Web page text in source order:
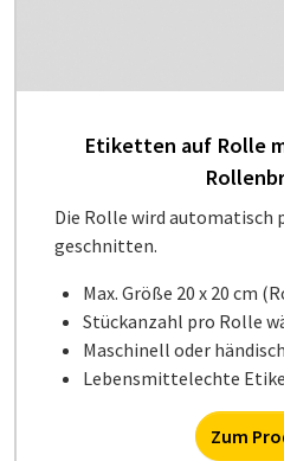
Etiketten auf Rolle
Die Rolle wird automatisch
geschnitten.
Max. Größe 20 x 20 cm
Stückanzahl pro Rolle
Maschinell oder
Lebensmittelechte
Zum